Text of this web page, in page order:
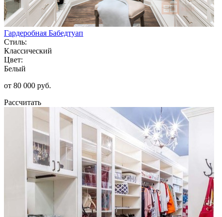
Гардеробная Бабедтуап
Стиль:
Классический
Цвет:
Белый
от 80 000 руб.
Рассчитать